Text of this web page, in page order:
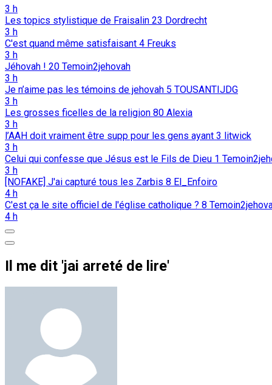
3 h
Les topics stylistique de Fraisalin 23 Dordrecht
3 h
C'est quand même satisfaisant 4 Freuks
3 h
Jéhovah ! 20 Temoin2jehovah
3 h
Je n’aime pas les témoins de jehovah 5 TOUSANTIJDG
3 h
Les grosses ficelles de la religion 80 Alexia
3 h
l’AAH doit vraiment être supp pour les gens ayant 3 litwick
3 h
Celui qui confesse que Jésus est le Fils de Dieu 1
3 h
[NOFAKE] J'ai capturé tous les Zarbis 8 El_Enfoiro
4 h
C'est ça le site officiel de l'église catholique ? 8
4 h
Il me dit 'jai arreté de lire'